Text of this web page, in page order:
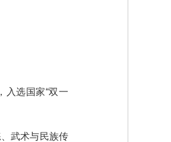
入选国家“双一
武术与民族传